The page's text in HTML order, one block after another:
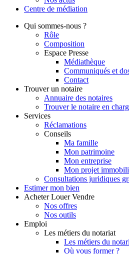
Centre de médiation
Qui sommes-nous ?
Rôle
Composition
Espace Presse
Médiathèque
Communiqués et
Contact
Trouver un notaire
Annuaire des notaires
Trouver le notaire en
Services
Réclamations
Conseils
Ma famille
Mon patrimoine
Mon entreprise
Mon projet
Consultations juridiques
Estimer mon bien
Acheter Louer Vendre
Nos offres
Nos outils
Emploi
Les métiers du notariat
Les métiers du
Où vous former ?